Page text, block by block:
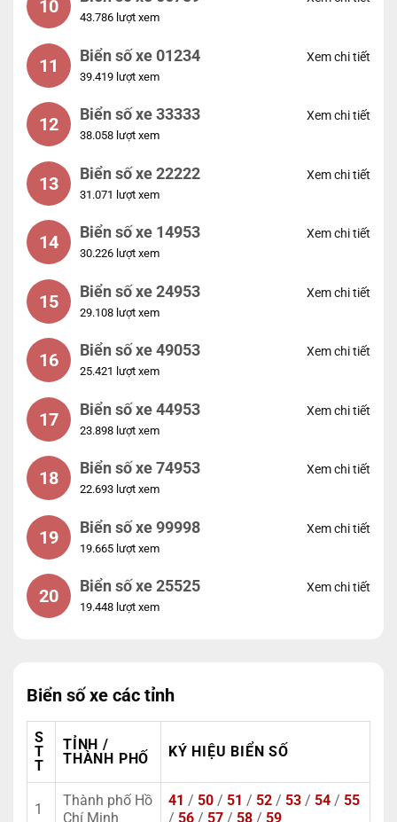
10
43.786 lượt xem
11 Biển số xe 01234
39.419 lượt xem
Xem chi tiết
12 Biển số xe 33333
38.058 lượt xem
Xem chi tiết
13 Biển số xe 22222
31.071 lượt xem
Xem chi tiết
14 Biển số xe 14953
30.226 lượt xem
Xem chi tiết
15 Biển số xe 24953
29.108 lượt xem
Xem chi tiết
16 Biển số xe 49053
25.421 lượt xem
Xem chi tiết
17 Biển số xe 44953
23.898 lượt xem
Xem chi tiết
18 Biển số xe 74953
22.693 lượt xem
Xem chi tiết
19 Biển số xe 99998
19.665 lượt xem
Xem chi tiết
20 Biển số xe 25525
19.448 lượt xem
Xem chi tiết
Biển số xe các tỉnh
S
T
T
TỈNH /
THÀNH PHỐ
KÝ HIỆU BIỂN SỐ
1
Thành phố Hồ
Chí Minh
41 / 50 / 51 / 52 / 53 / 54 / 55
/ 56 / 57 / 58 / 59